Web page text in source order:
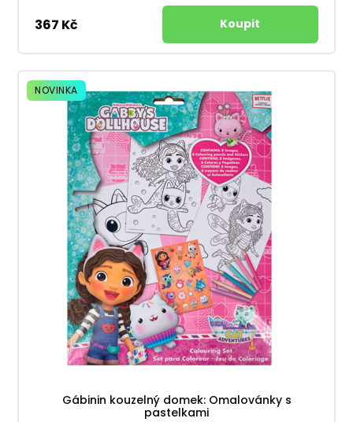
367 Kč
NOVINKA
Gábinin kouzelný domek: Omalovánky s
pastelkami